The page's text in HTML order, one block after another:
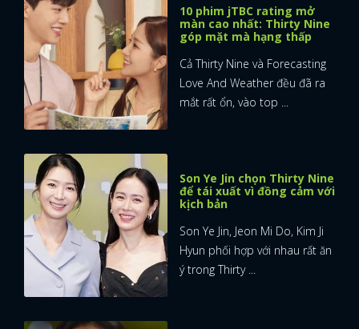
10 phim jTBC rating mở
màn cao nhất: Thirty Nine
góp mặt mà hạng thấp
Cả Thirty Nine và Forecasting
Love And Weather đều đã ra
mắt rất ổn, vào top ...
Son Ye Jin chọn Thirty Nine
để tái xuất vì đồng cảm với
kịch bản
Son Ye Jin, Jeon Mi Do, Kim Ji
Hyun phối hợp với nhau rất ăn
ý trong Thirty ...